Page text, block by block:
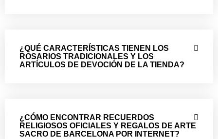
¿QUÉ CARACTERÍSTICAS TIENEN LOS
ROSARIOS TRADICIONALES Y LOS
ARTÍCULOS DE DEVOCIÓN DE LA TIENDA?
¿CÓMO ENCONTRAR RECUERDOS
RELIGIOSOS OFICIALES Y REGALOS DE ARTE
SACRO DE BARCELONA POR INTERNET?